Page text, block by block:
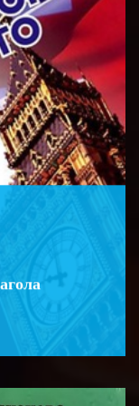
правил